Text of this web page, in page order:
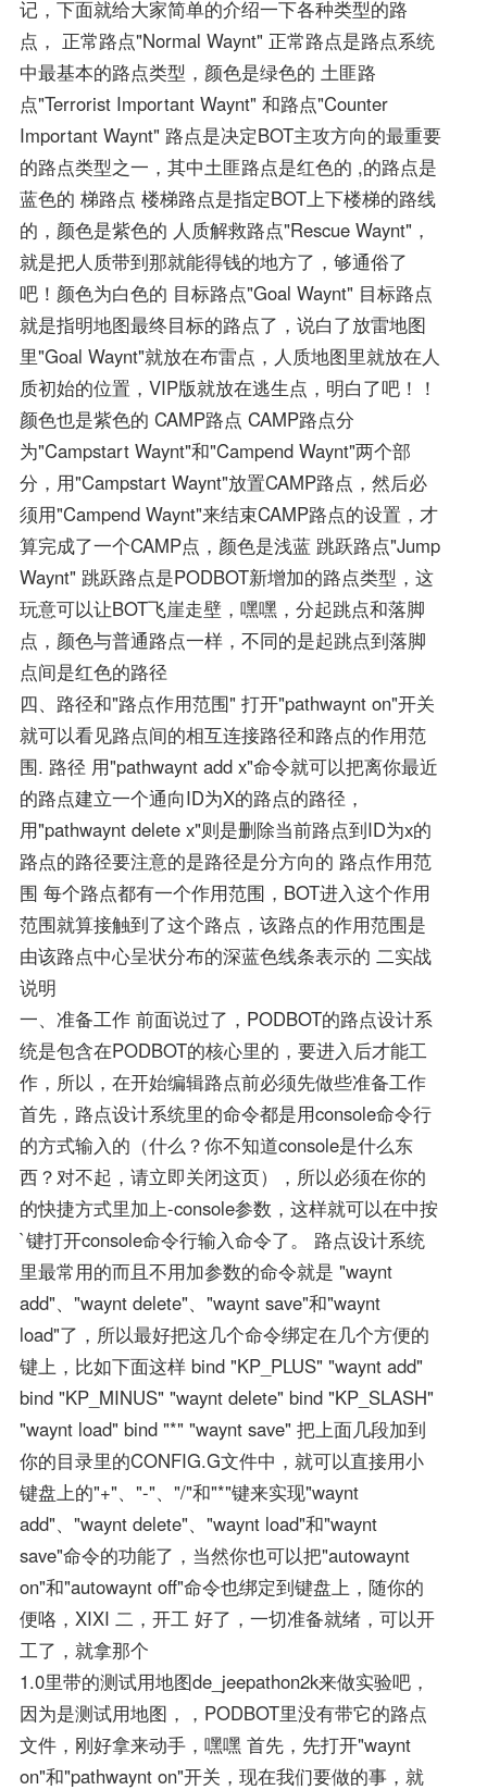
记，下面就给大家简单的介绍一下各种类型的路
点， 正常路点"Normal Waynt" 正常路点是路点系统
中最基本的路点类型，颜色是绿色的 土匪路
点"Terrorist Important Waynt" 和路点"Counter
Important Waynt" 路点是决定BOT主攻方向的最重要
的路点类型之一，其中土匪路点是红色的 ,的路点是
蓝色的 梯路点 楼梯路点是指定BOT上下楼梯的路线
的，颜色是紫色的 人质解救路点"Rescue Waynt"，
就是把人质带到那就能得钱的地方了，够通俗了
吧！颜色为白色的 目标路点"Goal Waynt" 目标路点
就是指明地图最终目标的路点了，说白了放雷地图
里"Goal Waynt"就放在布雷点，人质地图里就放在人
质初始的位置，VIP版就放在逃生点，明白了吧！！
颜色也是紫色的 CAMP路点 CAMP路点分
为"Campstart Waynt"和"Campend Waynt"两个部
分，用"Campstart Waynt"放置CAMP路点，然后必
须用"Campend Waynt"来结束CAMP路点的设置，才
算完成了一个CAMP点，颜色是浅蓝 跳跃路点"Jump
Waynt" 跳跃路点是PODBOT新增加的路点类型，这
玩意可以让BOT飞崖走壁，嘿嘿，分起跳点和落脚
点，颜色与普通路点一样，不同的是起跳点到落脚
点间是红色的路径
四、路径和"路点作用范围" 打开"pathwaynt on"开关
就可以看见路点间的相互连接路径和路点的作用范
围. 路径 用"pathwaynt add x"命令就可以把离你最近
的路点建立一个通向ID为X的路点的路径，
用"pathwaynt delete x"则是删除当前路点到ID为x的
路点的路径要注意的是路径是分方向的 路点作用范
围 每个路点都有一个作用范围，BOT进入这个作用
范围就算接触到了这个路点，该路点的作用范围是
由该路点中心呈状分布的深蓝色线条表示的 二实战
说明
一、准备工作 前面说过了，PODBOT的路点设计系
统是包含在PODBOT的核心里的，要进入后才能工
作，所以，在开始编辑路点前必须先做些准备工作
首先，路点设计系统里的命令都是用console命令行
的方式输入的（什么？你不知道console是什么东
西？对不起，请立即关闭这页），所以必须在你的
的快捷方式里加上-console参数，这样就可以在中按
`键打开console命令行输入命令了。 路点设计系统
里最常用的而且不用加参数的命令就是 "waynt
add"、"waynt delete"、"waynt save"和"waynt
load"了，所以最好把这几个命令绑定在几个方便的
键上，比如下面这样 bind "KP_PLUS" "waynt add"
bind "KP_MINUS" "waynt delete" bind "KP_SLASH"
"waynt load" bind "*" "waynt save" 把上面几段加到
你的目录里的CONFIG.G文件中，就可以直接用小
键盘上的"+"、"-"、"/"和"*"键来实现"waynt
add"、"waynt delete"、"waynt load"和"waynt
save"命令的功能了，当然你也可以把"autowaynt
on"和"autowaynt off"命令也绑定到键盘上，随你的
便咯，XIXI 二，开工 好了，一切准备就绪，可以开
工了，就拿那个
1.0里带的测试用地图de_jeepathon2k来做实验吧，
因为是测试用地图，，PODBOT里没有带它的路点
文件，刚好拿来动手，嘿嘿 首先，先打开"waynt
on"和"pathwaynt on"开关，现在我们要做的事，就